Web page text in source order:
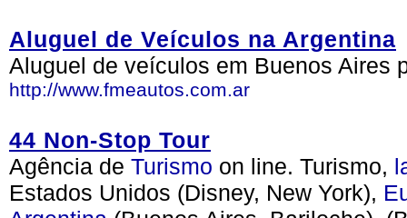
Aluguel de Veículos na Argentina
Aluguel de veículos em Buenos Aires
http://www.fmeautos.com.ar
44 Non-Stop Tour
Agência de Turismo on line. Turismo,
Estados Unidos (Disney, New York),